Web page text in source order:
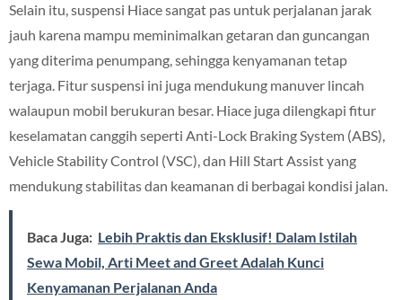
Selain itu, suspensi Hiace sangat pas untuk perjalanan jarak
jauh karena mampu meminimalkan getaran dan guncangan
yang diterima penumpang, sehingga kenyamanan tetap
terjaga. Fitur suspensi ini juga mendukung manuver lincah
walaupun mobil berukuran besar. Hiace juga dilengkapi fitur
keselamatan canggih seperti Anti-Lock Braking System (ABS),
Vehicle Stability Control (VSC), dan Hill Start Assist yang
mendukung stabilitas dan keamanan di berbagai kondisi jalan.
Baca Juga: Lebih Praktis dan Eksklusif! Dalam Istilah
Sewa Mobil, Arti Meet and Greet Adalah Kunci
Kenyamanan Perjalanan Anda